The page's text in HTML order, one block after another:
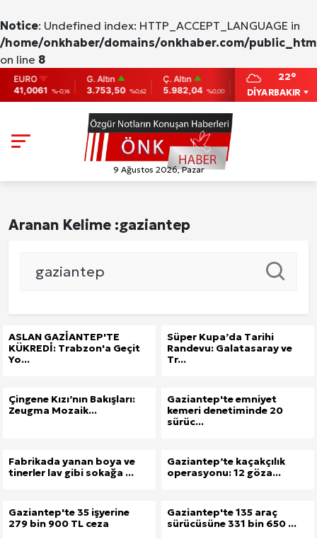
Notice: Undefined index: HTTP_ACCEPT_LANGUAGE in
/home/onkhaber/domains/onkhaber.com/
on line 8
EURO
41,0061
%-0,16
G. Altın
3.753,50 %0,62
Ç. Altın
5.982,04 %0,00
BIST
9.775 0
DİYARBAKIR
22°
9 Ağustos 2026, Pazar
Aranan Kelime :gaziantep
ASLAN GAZİANTEP'TE
KÜKREDİ: Trabzon'a Geçit
Yo...
Süper Kupa’da Tarihi
Randevu: Galatasaray ve
Tr...
Çingene Kızı’nın Bakışları:
Zeugma Mozaik...
Gaziantep'te emniyet
kemeri denetiminde 20
sürüc...
Fabrikada yanan boya ve
tinerler lav gibi sokağa ...
Gaziantep’te kaçakçılık
operasyonu: 12 göza...
Gaziantep'te 35 işyerine
279 bin 900 TL ceza
Gaziantep'te 135 araç
sürücüsüne 331 bin 650 ...